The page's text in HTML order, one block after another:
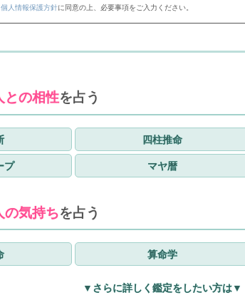
個人情報保護方針に同意の上、必要事項をご入力ください。
との相性を占う
四柱推命
プ
マヤ暦
の気持ちを占う
算命学
▼さらに詳しく鑑定をしたい方は▼